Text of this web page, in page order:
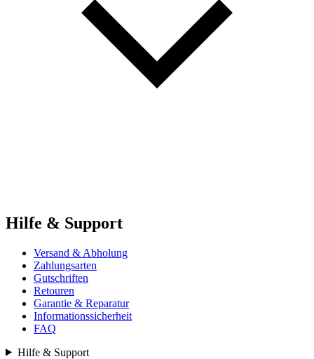
Hilfe & Support
Versand & Abholung
Zahlungsarten
Gutschriften
Retouren
Garantie & Reparatur
Informationssicherheit
FAQ
Hilfe & Support